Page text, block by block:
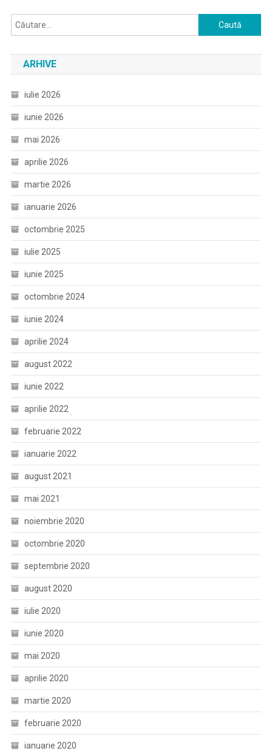
Caută
după:
ARHIVE
iulie 2026
iunie 2026
mai 2026
aprilie 2026
martie 2026
ianuarie 2026
octombrie 2025
iulie 2025
iunie 2025
octombrie 2024
iunie 2024
aprilie 2024
august 2022
iunie 2022
aprilie 2022
februarie 2022
ianuarie 2022
august 2021
mai 2021
noiembrie 2020
octombrie 2020
septembrie 2020
august 2020
iulie 2020
iunie 2020
mai 2020
aprilie 2020
martie 2020
februarie 2020
ianuarie 2020